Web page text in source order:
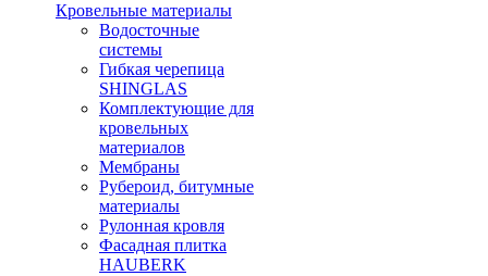
Кровельные материалы
Водосточные
системы
Гибкая черепица
SHINGLAS
Комплектующие для
кровельных
материалов
Мембраны
Рубероид, битумные
материалы
Рулонная кровля
Фасадная плитка
HAUBERK